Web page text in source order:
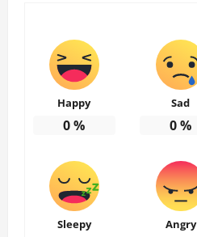
Happy
0%
Sad
0%
Sleepy Angry